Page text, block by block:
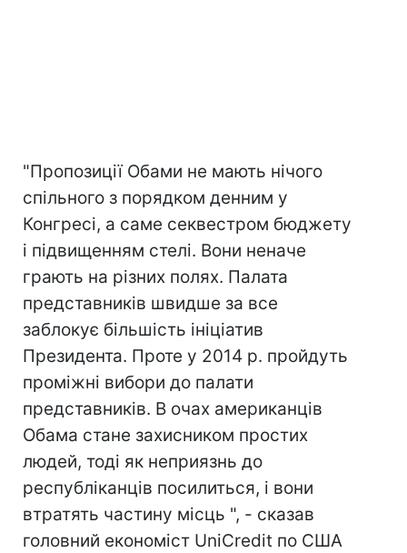
"Пропозиції Обами не мають нічого
спільного з порядком денним у
Конгресі, а саме секвестром бюджету
і підвищенням стелі. Вони неначе
грають на різних полях. Палата
представників швидше за все
заблокує більшість ініціатив
Президента. Проте у 2014 р. пройдуть
проміжні вибори до палати
представників. В очах американців
Обама стане захисником простих
людей, тоді як неприязнь до
республіканців посилиться, і вони
втратять частину місць ", - сказав
головний економіст UniCredit по США